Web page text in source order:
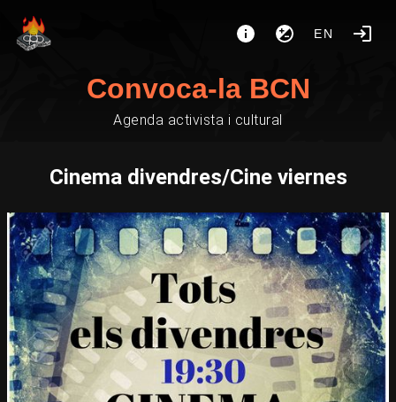
EN
Convoca-la BCN
Agenda activista i cultural
Cinema divendres/Cine viernes